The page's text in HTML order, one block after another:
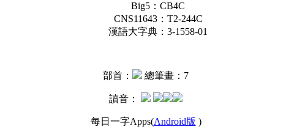
Big5：CB4C
CNS11643：T2-244C
漢語大字典：3-1558-01
部首： 總筆畫：7
讀音：
每日一字Apps(Android版 )